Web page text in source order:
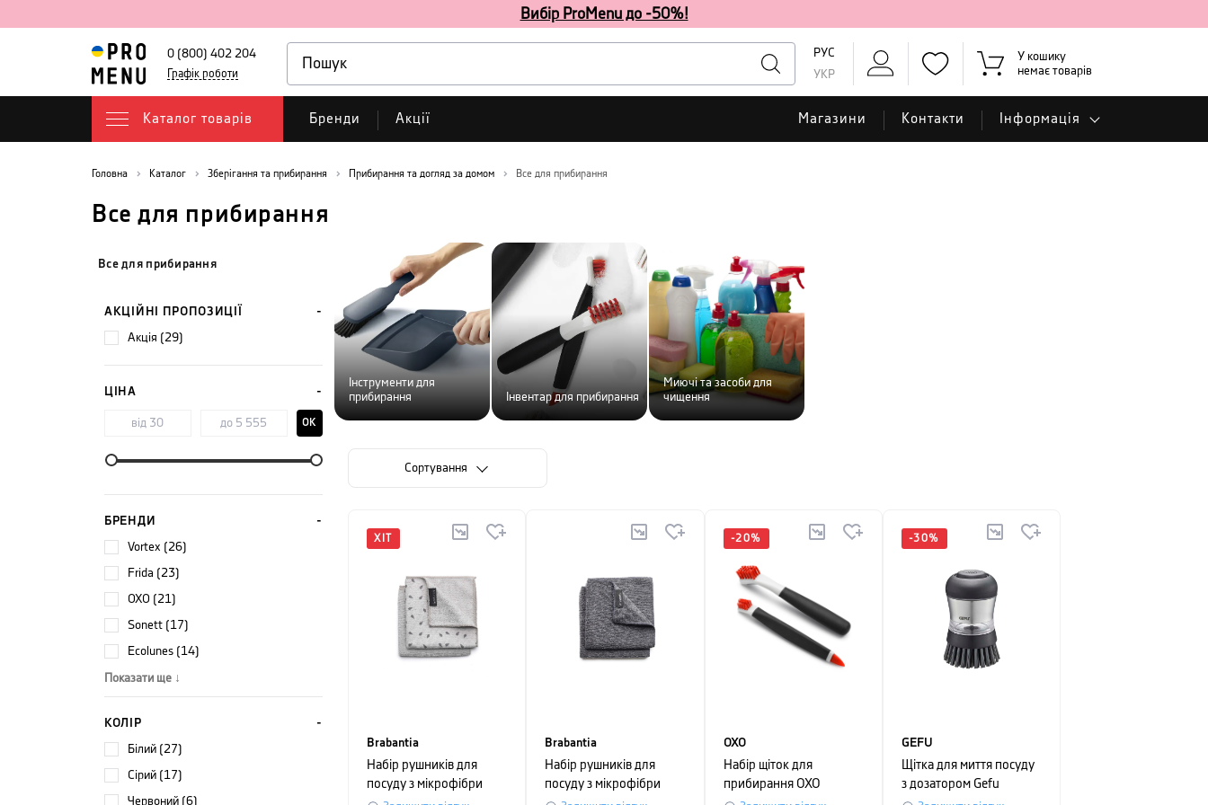
Вибір ProMenu до -50%!
0 (800) 402 204
Графік роботи
РУС
УКР
У кошику
немає товарів
Каталог товарів Бренди Акції Магазини Контакти Інформація
Головна Каталог Зберігання та прибирання Прибирання та догляд за домом Все для прибирання
Все для прибирання
Все для прибирання
АКЦІЙНІ ПРОПОЗИЦІЇ
акція (29)
ЦІНА
OK
БРЕНДИ
Vortex (26)
Frida (23)
OXO (21)
Sonett (17)
Ecolunes (14)
Показати ще ↓
КОЛІР
білий (27)
сірий (17)
червоний (6)
Інструменти для
прибирання
Інвентар для прибирання
Миючі та засоби для
чищення
Сортування
ХІТ
Brabantia
Набір рушників для
посуду з мікрофібри
Brabantia
Набір рушників для
посуду з мікрофібри
-20%
OXO
Набір щіток для
прибирання OXO
-30%
GEFU
Щітка для миття посуду
з дозатором Gefu